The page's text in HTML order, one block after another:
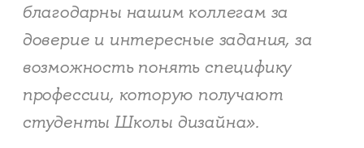
благодарны нашим коллегам за
доверие и интересные задания, за
возможность понять специфику
профессии, которую получают
студенты Школы дизайна».